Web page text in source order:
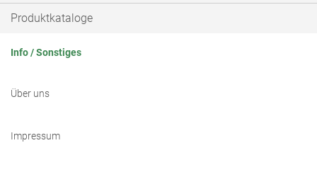
Produktkataloge
Info / Sonstiges
Über uns
Impressum